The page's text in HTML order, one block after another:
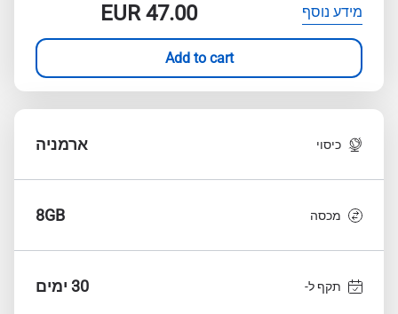
מידע נוסף EUR47.00
Add to cart
כיסוי ארמניה
מכסה 8GB
תקף ל- 30 ימים